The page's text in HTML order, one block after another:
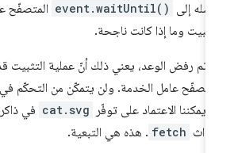
إلى event.waitUntil() المتصفّح عند
وما إذا كانت ناجحة.
تم رفض الوعد، يعني ذلك أنّ عملية التثبيت قد
عامل الخدمة. ولن يتمكّن من التحكّم في
يمكننا الاعتماد على توفّر cat.svg في ذاكرة
fetch . هذه هي التبعية.